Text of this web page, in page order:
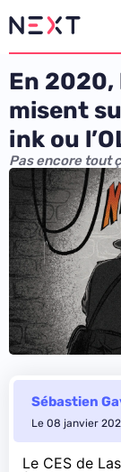
En 2020,
misent
ink ou
Pas encore tout
Sébastien
Le 08 janvier
Le CES de